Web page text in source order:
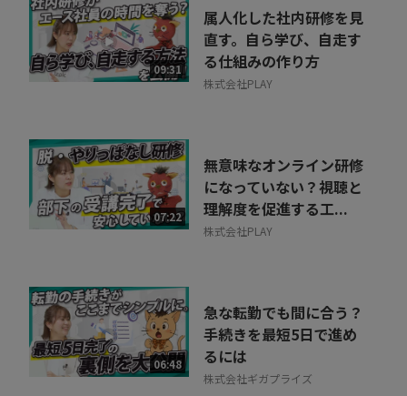
09:31
属人化した社内研修を見
直す。自ら学び、自走す
る仕組みの作り方
株式会社PLAY
07:22
無意味なオンライン研修
になっていない？視聴と
理解度を促進する工...
株式会社PLAY
06:48
急な転勤でも間に合う？
手続きを最短5日で進め
るには
株式会社ギガプライズ